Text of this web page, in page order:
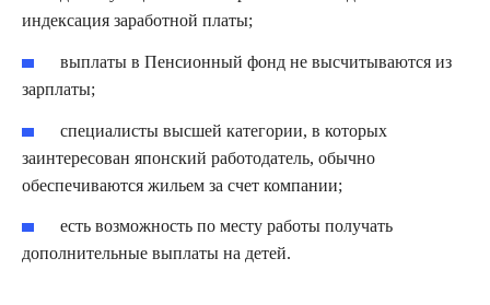
индексация заработной платы;
выплаты в Пенсионный фонд не высчитываются из
зарплаты;
специалисты высшей категории, в которых
заинтересован японский работодатель, обычно
обеспечиваются жильем за счет компании;
есть возможность по месту работы получать
дополнительные выплаты на детей.